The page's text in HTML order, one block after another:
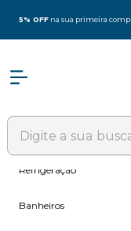
Forno + Microondas
Refrigeração
Banheiros
5% OFF na sua primeira